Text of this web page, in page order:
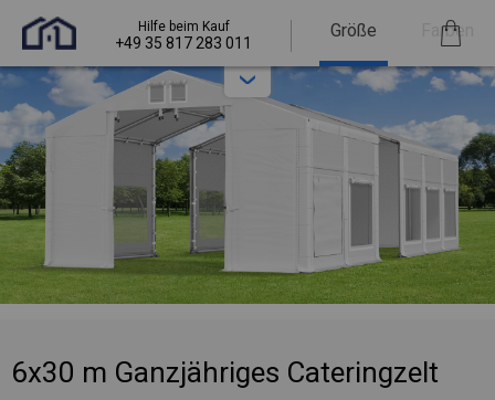
Hilfe beim Kauf
+49 35 817 283 011
Größe Farben
6x30 m Ganzjähriges Cateringzelt